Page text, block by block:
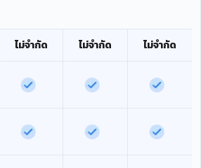
ไม่จำกัด ไม่จำกัด ไม่จำกัด